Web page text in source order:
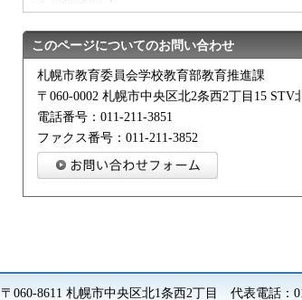
このページについてのお問い合わせ
札幌市教育委員会学校教育部教育推進課
〒060-0002 札幌市中央区北2条西2丁目15 STV
電話番号：011-211-3851
ファクス番号：011-211-3852
〒060-8611 札幌市中央区北1条西2丁目 代表電話：